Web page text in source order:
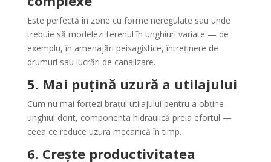
Este perfectă în zone cu forme neregulate sau unde
trebuie să modelezi terenul în unghiuri variate — de
exemplu, în amenajări peisagistice, întreținere de
drumuri sau lucrări de canalizare.
5. Mai puțină uzură a utilajului
Cum nu mai forțezi brațul utilajului pentru a obține
unghiul dorit, componenta hidraulică preia efortul —
ceea ce reduce uzura mecanică în timp.
6. Crește productivitatea